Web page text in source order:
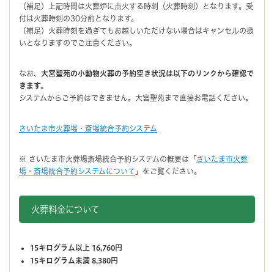
（補足）上記時間は火葬炉に点火する時刻（火葬時刻）となります。受
付は火葬時刻の30分前となります。
（補足）火葬時刻を過ぎてもお越しいただけない場合はキャンセルの扱
いとなりますのでご注意ください。
なお、 大宮聖苑の小動物火葬の予約空き状況は以下のリンクから確認で
きます。
システムからご予約はできません。大宮聖苑まで直接お電話ください。
さいたま市火葬場・斎場統合予約システム
※ さいたま市火葬場斎場統合予約システムの概要は「 さいたま市火葬
場・斎場統合予約システムについて 」をご覧ください。
火葬料金について
15キログラム以上 16,760円
15キログラム未満 8,380円